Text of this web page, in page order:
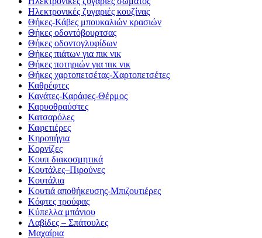
Ηλεκτρονικές ζυγαριές κουζίνας
Θήκες-Κάβες μπουκαλιών κρασιών
Θήκες οδοντόβουρτσας
Θήκες οδοντογλυφίδων
Θήκες πιάτων για πικ νικ
Θήκες ποτηριών για πικ νικ
Θήκες χαρτοπετσέτας-Χαρτοπετσέτες
Καθρέφτες
Κανάτες-Καράφες-Θέρμος
Καρυοθραύστες
Κατσαρόλες
Καφετιέρες
Κηροπήγια
Κορνίζες
Κουπ διακοσμητικά
Κουτάλες–Πιρούνες
Κουτάλια
Κουτιά αποθήκευσης-Μπιζουτιέρες
Κόφτες τρούφας
Κύπελλα μπάνιου
Λαβίδες – Σπάτουλες
Μαχαίρια